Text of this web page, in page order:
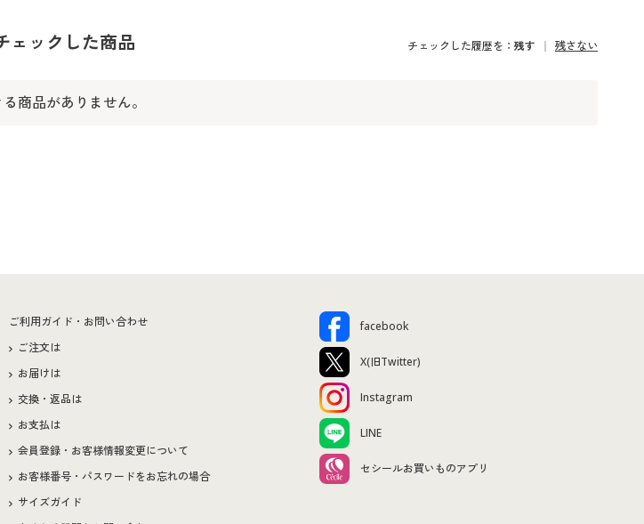
ェックした商品 チェックした履歴を： 残す 残さない
商品がありません。
ご利用ガイド・お問い合わせ
ご注文は
お届けは
交換・返品は
お支払は
会員登録・お客様情報変更について
お客様番号・パスワードをお忘れの場合
サイズガイド
facebook
X(旧Twitter)
Instagram
LINE
セシールお買いものアプリ